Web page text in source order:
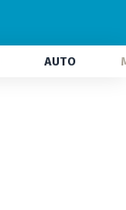
AUTO